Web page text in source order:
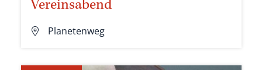
Vereinsabend
Planetenweg